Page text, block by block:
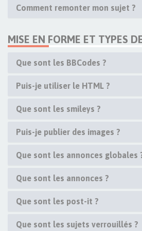
Comment remonter mon sujet ?
MISE EN FORME ET TYPES
Que sont les BBCodes ?
Puis-je utiliser le HTML ?
Que sont les smileys ?
Puis-je publier des images ?
Que sont les annonces globales
Que sont les annonces ?
Que sont les post-it ?
Que sont les sujets verrouillés ?